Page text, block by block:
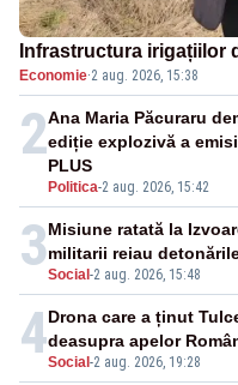
Infrastructura irigațiilor
Economie·2 aug. 2026, 15:38
2
Politica-2 aug. 2026, 15:42
Ana Maria Păcuraru
ediție explozivă a
PLUS
3Social -2 aug. 2026, 15:48
Misiune ratată la
militarii reiau
4Social -2 aug. 2026, 19:28
Drona care a ținut
deasupra apelor